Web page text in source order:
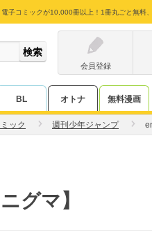
子コミックが10,000冊以上！1冊丸ごと無料
会員登録
BL オトナ 無料漫画
ック 週刊少年ジャンプ
グマ】